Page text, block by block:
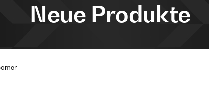
Neue Produkte